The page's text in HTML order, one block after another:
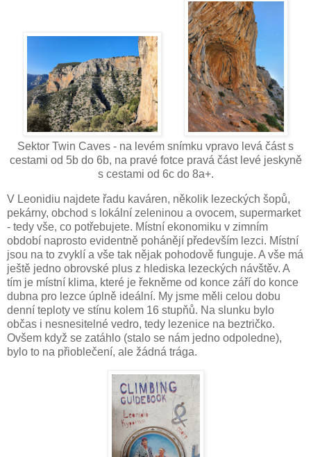
Sektor Twin Caves - na levém snímku vpravo levá část s
cestami od 5b do 6b, na pravé fotce pravá část levé jeskyně
s cestami od 6c do 8a+.
V Leonidiu najdete řadu kaváren, několik lezeckých šopů,
pekárny, obchod s lokální zeleninou a ovocem, supermarket
- tedy vše, co potřebujete. Místní ekonomiku v zimním
období naprosto evidentně pohánějí především lezci. Místní
jsou na to zvyklí a vše tak nějak pohodově funguje. A vše má
ještě jedno obrovské plus z hlediska lezeckých návštěv. A
tím je místní klima, které je řekněme od konce září do konce
dubna pro lezce úplně ideální. My jsme měli celou dobu
denní teploty ve stínu kolem 16 stupňů. Na slunku bylo
občas i nesnesitelné vedro, tedy lezenice na beztričko.
Ovšem když se zatáhlo (stalo se nám jedno odpoledne),
bylo to na přioblečení, ale žádná trága.